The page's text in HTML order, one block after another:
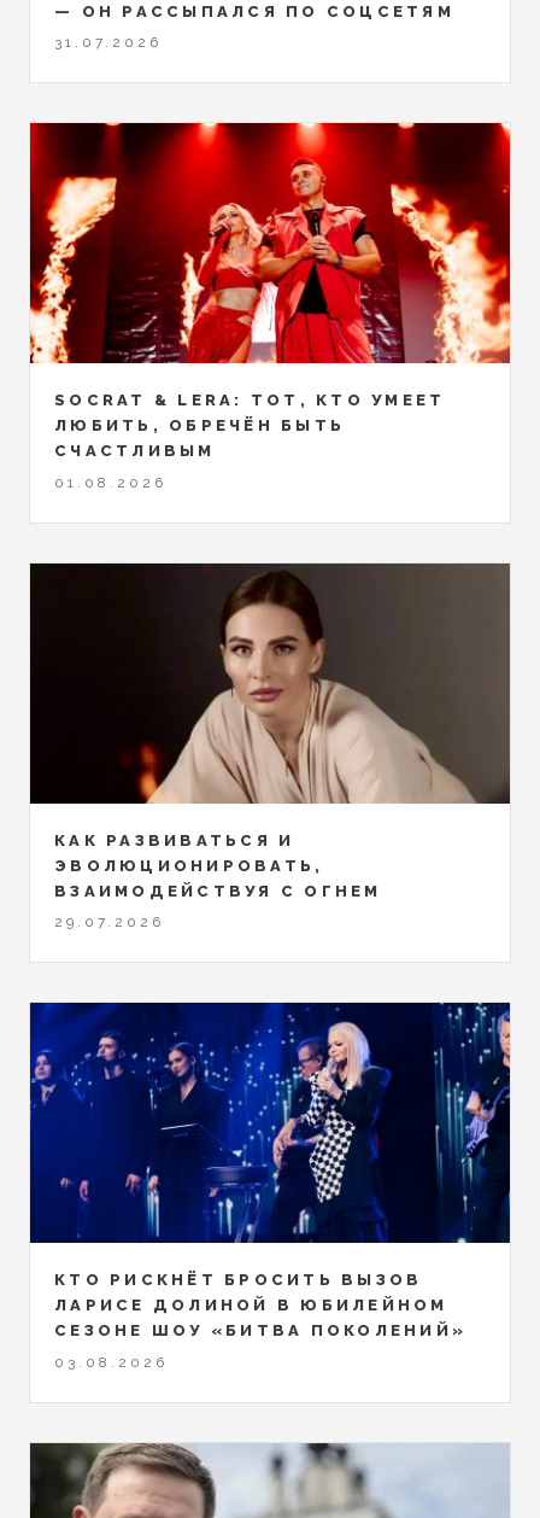
— ОН РАССЫПАЛСЯ ПО СОЦСЕТЯМ
31.07.2026
SOCRAT & LERA: ТОТ, КТО УМЕЕТ
ЛЮБИТЬ, ОБРЕЧЁН БЫТЬ
СЧАСТЛИВЫМ
01.08.2026
КАК РАЗВИВАТЬСЯ И
ЭВОЛЮЦИОНИРОВАТЬ,
ВЗАИМОДЕЙСТВУЯ С ОГНЕМ
29.07.2026
КТО РИСКНЁТ БРОСИТЬ ВЫЗОВ
ЛАРИСЕ ДОЛИНОЙ В ЮБИЛЕЙНОМ
СЕЗОНЕ ШОУ «БИТВА ПОКОЛЕНИЙ»
03.08.2026